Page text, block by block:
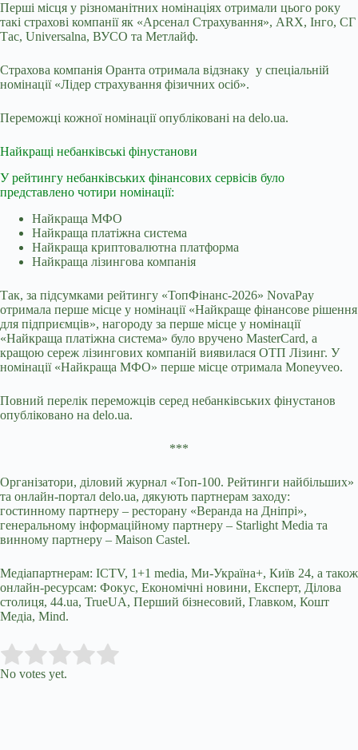
Перші місця у різноманітних номінаціях отримали цього року
такі страхові компанії як «Арсенал Страхування», ARX, Інго, СГ
Тас, Universalna, ВУСО та Метлайф.
Страхова компанія Оранта отримала відзнаку у спеціальній
номінації «Лідер страхування фізичних осіб».
Переможці кожної номінації опубліковані на delo.ua.
Найкращі небанківські фінустанови
У рейтингу небанківських фінансових сервісів було
представлено чотири номінації:
Найкраща МФО
Найкраща платіжна система
Найкраща криптовалютна платформа
Найкраща лізингова компанія
Так, за підсумками рейтингу «ТопФінанс-2026» NovaPay
отримала перше місце у номінації «Найкраще фінансове рішення
для підприємців», нагороду за перше місце у номінації
«Найкраща платіжна система» було вручено MasterCard, а
кращою сереж лізингових компаній виявилася ОТП Лізинг. У
номінації «Найкраща МФО» перше місце отримала Moneyveo.
Повний перелік переможців серед небанківських фінустанов
опубліковано на delo.ua.
***
Організатори, діловий журнал «Топ-100. Рейтинги найбільших»
та онлайн-портал delo.ua, дякують партнерам заходу:
гостинному партнеру – ресторану «Веранда на Дніпрі»,
генеральному інформаційному партнеру – Starlight Media та
винному партнеру – Maison Castel.
Медіапартнерам: ICTV, 1+1 media, Ми-Україна+, Київ 24, а також
онлайн-ресурсам: Фокус, Економічні новини, Експерт, Ділова
столиця, 44.ua, TrueUA, Перший бізнесовий, Главком, Кошт
Медіа, Mind.
Rate this item:
No votes yet.